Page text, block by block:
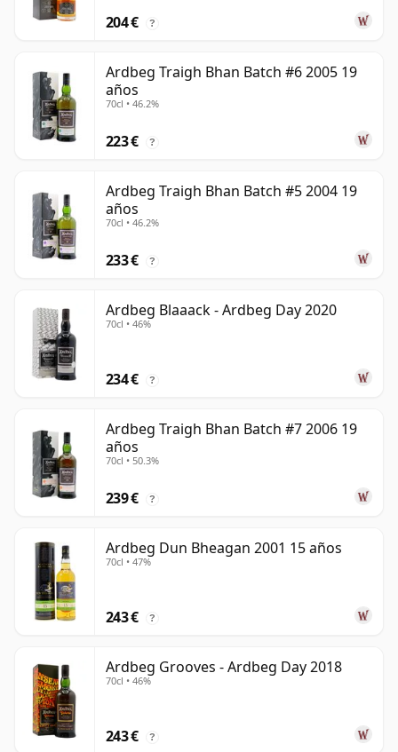
204 € ?
Ardbeg Traigh Bhan Batch #6 2005 19
años
70cl • 46.2%
223 € ?
Ardbeg Traigh Bhan Batch #5 2004 19
años
70cl • 46.2%
233 € ?
Ardbeg Blaaack - Ardbeg Day 2020
70cl • 46%
234 € ?
Ardbeg Traigh Bhan Batch #7 2006 19
años
70cl • 50.3%
239 € ?
Ardbeg Dun Bheagan 2001 15 años
70cl • 47%
243 € ?
Ardbeg Grooves - Ardbeg Day 2018
70cl • 46%
243 € ?